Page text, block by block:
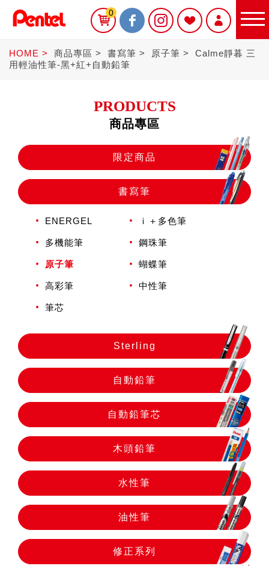
限定商品
書寫筆
木頭鉛筆
水性筆
油性筆
修正系列
畫材
0
HOME 商品專區 書寫筆 原子筆
Calme靜暮 三
用輕油性筆-黑+紅+自動鉛筆
PRODUCTS
商品專區
限定商品
書寫筆
ENERGEL ｉ＋多色筆
多機能筆 鋼珠筆
原子筆 蝴蝶筆
高彩筆 中性筆
筆芯
Sterling
自動鉛筆
自動鉛筆芯
木頭鉛筆
水性筆
油性筆
修正系列